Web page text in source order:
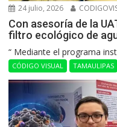
24 julio, 2026
Con asesoría de la
filtro ecológico de
“ Mediante el programa
CÓDIGO VISUAL TAMAULIPAS